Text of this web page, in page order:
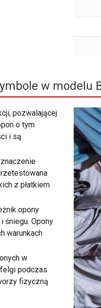
w modelu
pozwalającej
o tym
i są
z płatkiem
opony
śniegu. Opony
warunkach
w
podczas
fizyczną